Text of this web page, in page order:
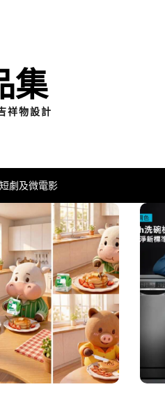
集
祥物設計
短劇及微電影
：AI 動畫重
滋味
,廣告與產品介紹